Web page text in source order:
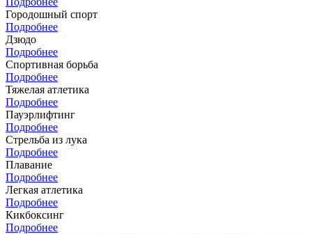
Городошный спорт
Подробнее
Дзюдо
Подробнее
Спортивная борьба
Подробнее
Тяжелая атлетика
Подробнее
Пауэрлифтинг
Подробнее
Стрельба из лука
Подробнее
Плавание
Подробнее
Легкая атлетика
Подробнее
Кикбоксинг
Подробнее